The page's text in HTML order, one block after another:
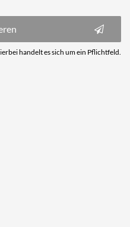
handelt es sich um ein Pflichtfeld.